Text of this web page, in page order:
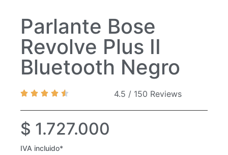
Parlante Bose
Revolve Plus II
Bluetooth Negro
4.5 / 150 Reviews
$ 1.727.000
IVA incluido*